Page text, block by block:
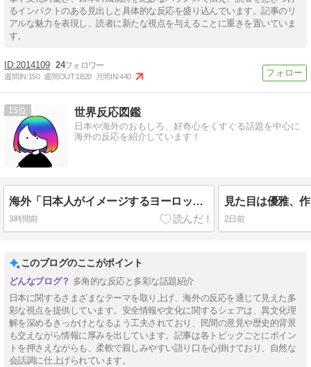
るインパクトのある見出しと具体的な反応を盛り込んでいます。記事のリ
アルな魅力を表現し、読者に新たな視点を与えることに重きを置いていま
す。
2014109 24
週間IN:150 週間OUT:1820 月間IN:440
15 世界反応図鑑
日本や海外のおもしろ、好奇心をくすぐる話題を中心に
海外の反応を紹介しています！
海外「日本人がイメージするヨーロッパ各国のステレオタイプがこちら」（海外の反応）
3時間前 2日前
このブログのここがポイント
多角的な反応と多彩な話題紹介
日本に関するさまざまなテーマを取り上げ、海外の反応を通じて見えた多
彩な視点を提供しています。安全情報や文化に関するシェアは、異文化理
解を深めるきっかけとなるよう工夫されており、民間の意見や歴史的背景
も交えながら情報に厚みを出しています。記事は各トピックごとにポイン
トを押さえながらも、柔軟で親しみやすい語り口を心掛けており、自然な
会話調に仕上げられています。